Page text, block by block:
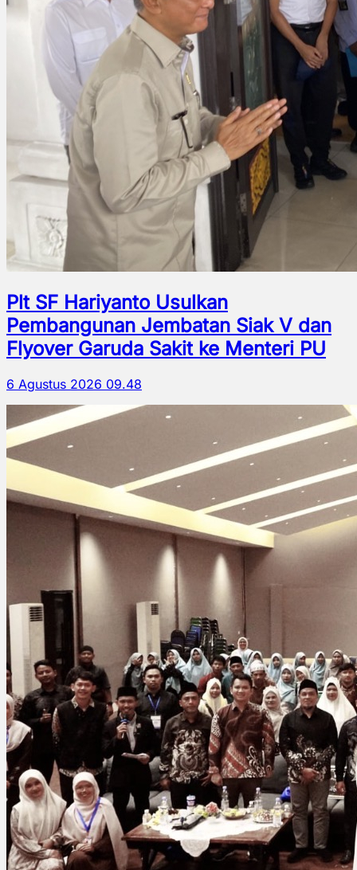
Plt SF Hariyanto Usulkan
Pembangunan Jembatan Siak V dan
Flyover Garuda Sakit ke Menteri PU
6 Agustus 2026 09.48